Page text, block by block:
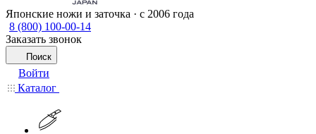
Японские ножи и заточка · с 2006 года
8 (800) 100-00-14
Заказать звонок
Поиск
Войти
Каталог